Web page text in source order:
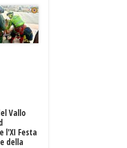
Vallo
l'XI Festa
della